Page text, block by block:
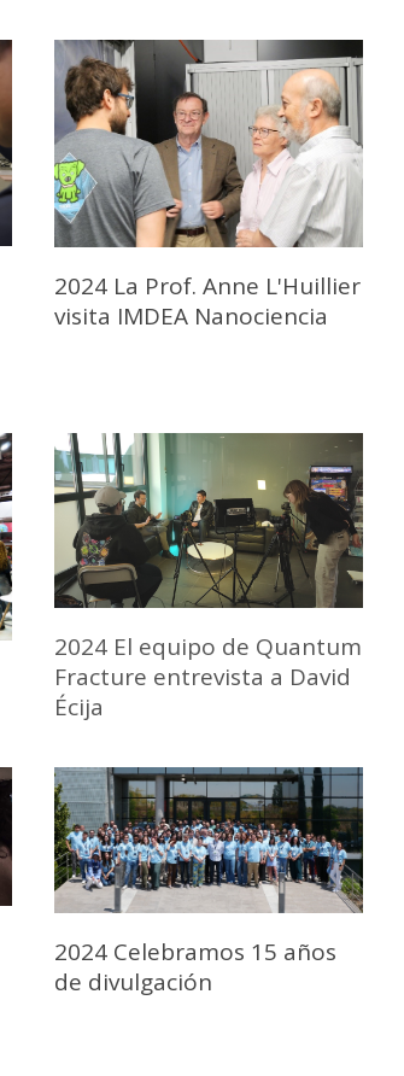
2024 La Prof. Anne L'Huillier
visita IMDEA Nanociencia
2024 El equipo de Quantum
Fracture entrevista a David
Écija
2024 Celebramos 15 años
de divulgación